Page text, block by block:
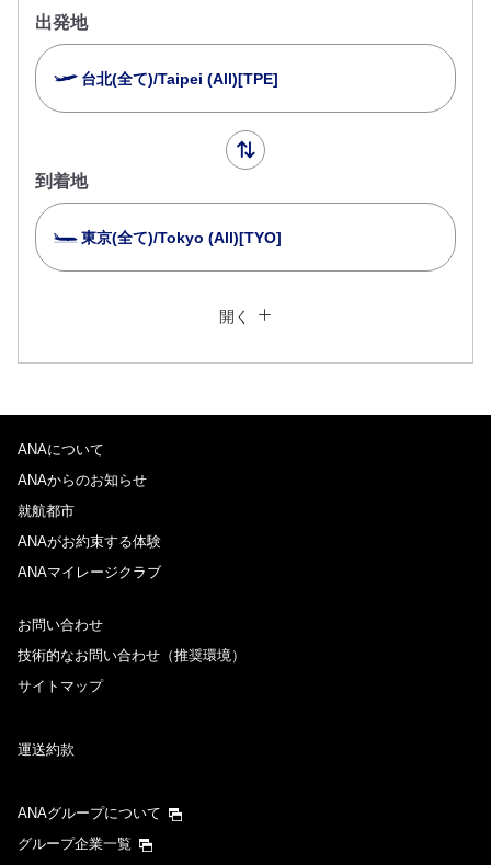
出発地
台北(全て)/Taipei (All)[TPE]
到着地
東京(全て)/Tokyo (All)[TYO]
運賃タイプ指定なし
往路出発日および時間帯
時間帯指定なし
経由地および乗り継ぎ所要時間を追加する
時間帯指定なし
開く
ANAについて
ANAからのお知らせ
就航都市
ANAがお約束する体験
ANAマイレージクラブ
お問い合わせ
技術的なお問い合わせ（推奨環境）
サイトマップ
運送約款
ANAグループについて
グループ企業一覧